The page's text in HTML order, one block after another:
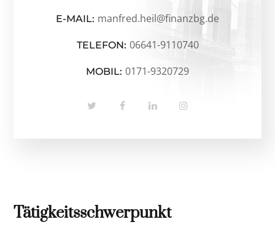
E-MAIL: manfred.heil@finanzbg.de
TELEFON: 06641-9110740
MOBIL: 0171-9320729
Tätigkeitsschwerpunkt